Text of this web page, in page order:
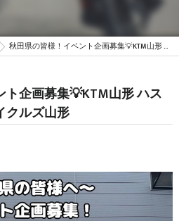
秋田県の皆様！イベント企画募集💡KTM山形 ハスクバーナモーターサイクルズ山形
企画募集💡KTM山形 ハス
クルズ山形